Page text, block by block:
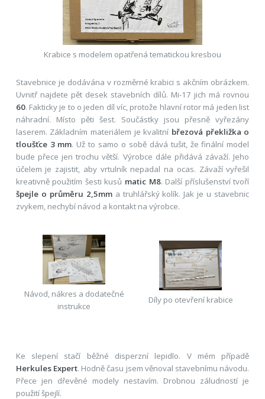
Krabice s modelem opatřená tematickou kresbou
Stavebnice je dodávána v rozměrné krabici s akčním obrázkem.
Uvnitř najdete pět desek stavebních dílů. Mi-17 jich má rovnou
60. Fakticky je to o jeden díl víc, protože hlavní rotor má jeden list
náhradní. Místo pěti šest. Součástky jsou přesně vyřezány
laserem. Základním materiálem je kvalitní březová překližka o
tloušťce 3 mm. Už to samo o sobě dává tušit, že finální model
bude přece jen trochu větší. Výrobce dále přidává závaží. Jeho
účelem je zajistit, aby vrtulník nepadal na ocas. Závaží vyřešil
kreativně použitím šesti kusů matic M8. Další příslušenství tvoří
špejle o průměru 2,5mma truhlářský kolík. Jak je u stavebnic
zvykem, nechybí návod a kontakt na výrobce.
Návod, nákres a dodatečné
instrukce
Díly po otevření krabice
Ke slepení stačí běžné disperzní lepidlo. V mém případě
Herkules Expert. Hodně času jsem věnoval stavebnímu návodu.
Přece jen dřevěné modely nestavím. Drobnou záludností je
použití špejlí.